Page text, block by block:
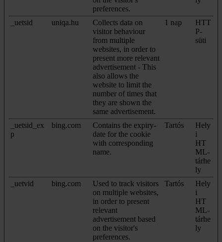
preferences.
_uetsid uniqa.hu
Collects data on
visitor behaviour
from multiple
websites, in order to
present more relevant
advertisement - This
also allows the
website to limit the
number of times that
they are shown the
same advertisement.
1 nap
HTT
P-
süti
_uetsid_ex
p
bing.com
Contains the expiry-
date for the cookie
with corresponding
name.
Tartós
Hely
i
HT
ML-
tárhe
ly
_uetvid
bing.com
Used to track visitors
on multiple websites,
in order to present
relevant
advertisement based
on the visitor's
preferences.
Tartós
Hely
i
HT
ML-
tárhe
ly